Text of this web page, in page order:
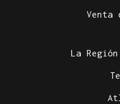
Venta
La